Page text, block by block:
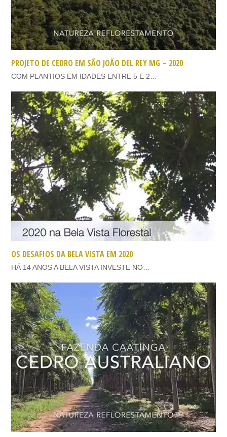
PROJETO DE CEDRO EM SÃO JOÃO DEL REY MG – 2020
COM PLANTIOS EM IDADES ENTRE 5 E 2…
OS DESAFIOS DA BELA VISTA EM 2020
HÁ 14 ANOS A BELA VISTA INVESTE NO…